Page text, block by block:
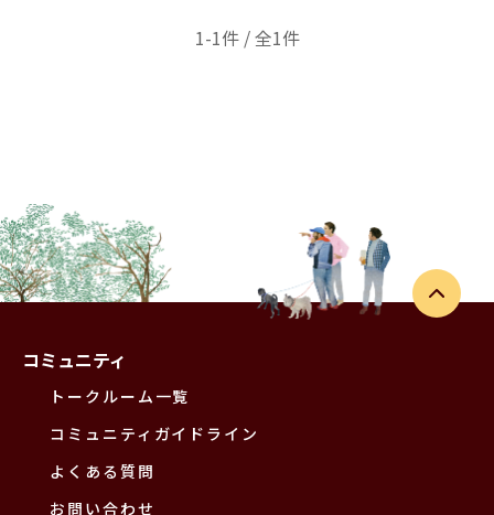
1-1件 / 全1件
コミュニティ
トークルーム一覧
コミュニティガイドライン
よくある質問
お問い合わせ